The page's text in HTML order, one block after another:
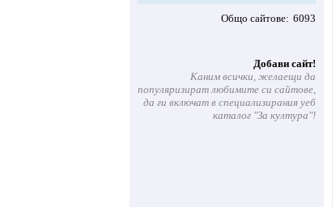
Общо сайтове 6093
Добави сайт!
Каним всички, желаещи да
популяризират любимите си сайтове,
да ги включат в специализирания уеб
каталог "За култура"!